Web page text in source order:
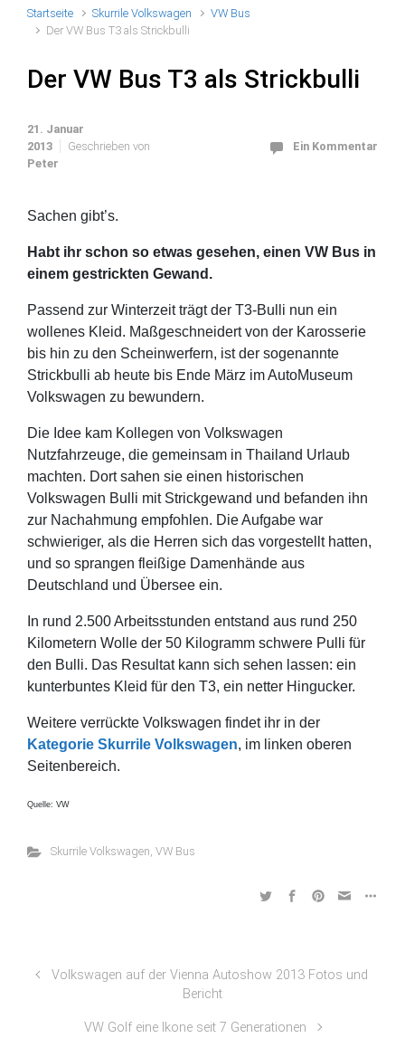
Startseite Skurrile Volkswagen
VW Bus
Der VW Bus T3 als Strickbulli
Der VW Bus T3 als Strickbulli
21. Januar
2013
Geschrieben von
Peter
Ein Kommentar
Sachen gibt’s.
Habt ihr schon so etwas gesehen, einen VW Bus in
einem gestrickten Gewand.
Passend zur Winterzeit trägt der T3-Bulli nun ein
wollenes Kleid. Maßgeschneidert von der Karosserie
bis hin zu den Scheinwerfern, ist der sogenannte
Strickbulli ab heute bis Ende März im AutoMuseum
Volkswagen zu bewundern.
Die Idee kam Kollegen von Volkswagen
Nutzfahrzeuge, die gemeinsam in Thailand Urlaub
machten. Dort sahen sie einen historischen
Volkswagen Bulli mit Strickgewand und befanden ihn
zur Nachahmung empfohlen. Die Aufgabe war
schwieriger, als die Herren sich das vorgestellt hatten,
und so sprangen fleißige Damenhände aus
Deutschland und Übersee ein.
In rund 2.500 Arbeitsstunden entstand aus rund 250
Kilometern Wolle der 50 Kilogramm schwere Pulli für
den Bulli. Das Resultat kann sich sehen lassen: ein
kunterbuntes Kleid für den T3, ein netter Hingucker.
Weitere verrückte Volkswagen findet ihr in der
Kategorie Skurrile Volkswagen, im linken oberen
Seitenbereich.
Quelle: VW
Skurrile Volkswagen, VW Bus
Volkswagen auf der Vienna Autoshow 2013 Fotos und
Bericht
VW Golf eine Ikone seit 7 Generationen